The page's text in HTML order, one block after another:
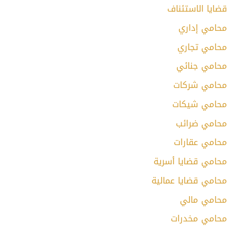
قضايا الاستئناف
محامي إداري
محامي تجاري
محامي جنائي
محامي شركات
محامي شيكات
محامي ضرائب
محامي عقارات
محامي قضايا أسرية
محامي قضايا عمالية
محامي مالي
محامي مخدرات